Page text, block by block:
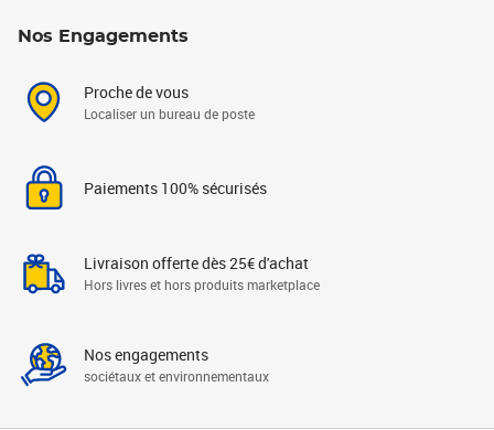
Nos Engagements
Proche de vous
Localiser un bureau de poste
Paiements 100% sécurisés
Livraison offerte dès 25€ d'achat
Hors livres et hors produits marketplace
Nos engagements
sociétaux et environnementaux